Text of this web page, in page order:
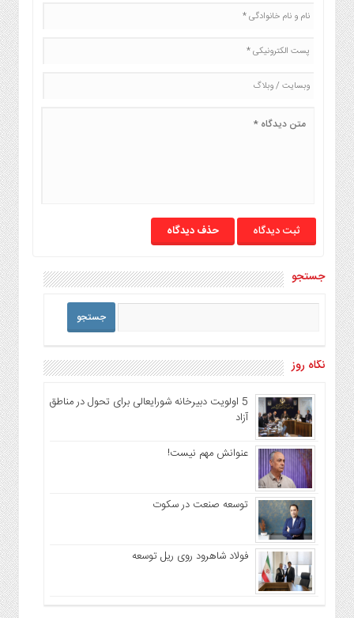
حذف دیدگاه
جستجو
نگاه روز
5 اولویت دبیرخانه شورایعالی برای تحول در مناطق
آزاد
عنوانش مهم نیست!
توسعه صنعت در سکوت
فولاد شاهرود روی ریل توسعه